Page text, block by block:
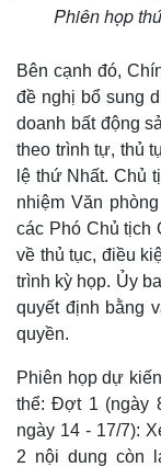
Phiên họp
Bên cạnh đó,
đề nghị bổ sung
doanh bất động
theo trình tự, thủ
lệ thứ Nhất. Chủ
nhiệm Văn
các Phó Chủ tịch
về thủ tục, điều
trình kỳ họp. Ủy
quyết định bằng
quyền.
Phiên họp dự
thể: Đợt 1 (ngày
ngày 14 - 17/7):
2 nội dung còn